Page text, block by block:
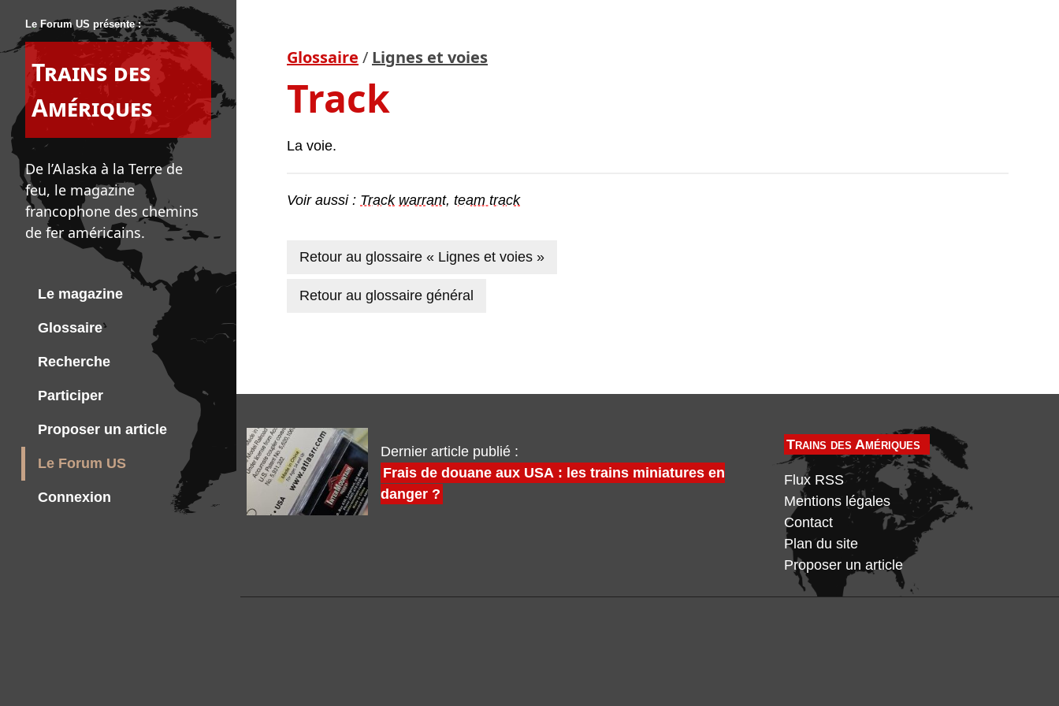
Le Forum US présente :
Trains des
Amériques
De l’Alaska à la Terre de
feu, le magazine
francophone des chemins
de fer américains.
Le magazine
Glossaire
Recherche
Participer
Proposer un article
Le Forum US
Connexion
Glossaire / Lignes et voies
Track
La voie.
Voir aussi : Track warrant, team track
Retour au glossaire « Lignes et voies »
Retour au glossaire général
Dernier article publié :
Frais de douane aux USA : les trains miniatures en
danger ?
Trains des Amériques
Flux RSS
Mentions légales
Contact
Plan du site
Proposer un article